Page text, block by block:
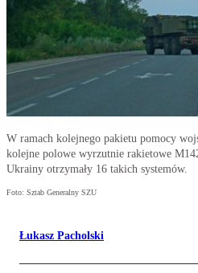
W ramach kolejnego pakietu pomocy
kolejne polowe wyrzutnie rakietowe
Ukrainy otrzymały 16 takich systemów.
Foto: Sztab Generalny SZU
Łukasz Pacholski